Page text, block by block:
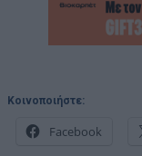
Κοινοποιήστε:
Facebook